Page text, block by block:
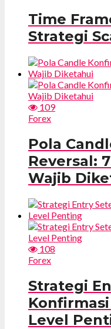
Time
Strategi
109
Forex
Pola
Reversal:
Wajib
108
Forex
Strategi
Level